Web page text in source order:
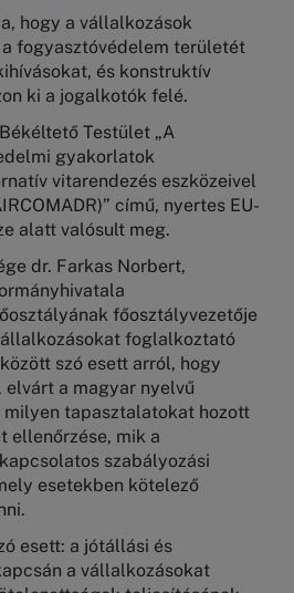
hogy a vállalkozások
fogyasztóvédelem területét
és konstruktív
ki a jogalkotók felé.
Testület „A
gyakorlatok
vitarendezés eszközeivel
című, nyertes EU-
alatt valósult meg.
dr. Farkas Norbert,
főosztályvezetője
foglalkoztató
szó esett arról, hogy
a magyar nyelvű
milyen tapasztalatokat hozott
ellenőrzése, mik a
szabályozási
esetekben kötelező
esett: a jótállási és
a vállalkozásokat